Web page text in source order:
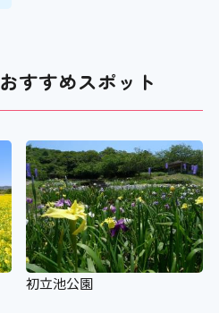
おすすめスポット
初立池公園